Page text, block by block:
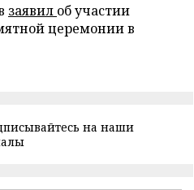
заявил об участии
церемонии в
на наши